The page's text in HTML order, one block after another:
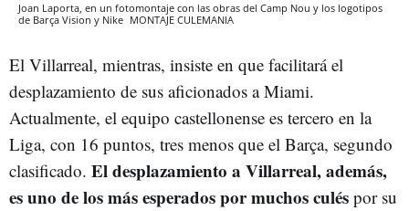
Joan Laporta, en un fotomontaje con las obras del Camp Nou y los logotipos
de Barça Vision y Nike MONTAJE CULEMANIA
El Villarreal, mientras, insiste en que facilitará el
desplazamiento de sus aficionados a Miami.
Actualmente, el equipo castellonense es tercero en la
Liga, con 16 puntos, tres menos que el Barça, segundo
clasificado. El desplazamiento a Villarreal, además,
es uno de los más esperados por muchos culés por su